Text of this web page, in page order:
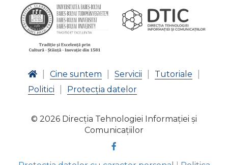
Cine suntem Servicii
Tutoriale
Politici
Protecția datelor
© 2026 Direcția Tehnologiei Informației și
Comunicațiilor